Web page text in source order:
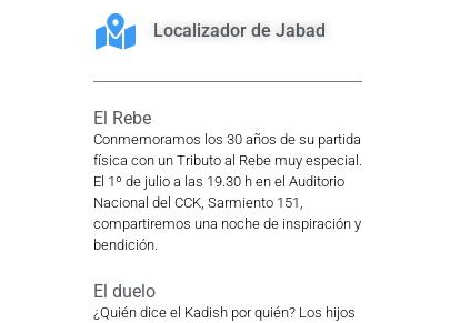
Localizador de Jabad
El Rebe
Conmemoramos los 30 años de su partida
física con un Tributo al Rebe muy especial.
El 1º de julio a las 19.30 h en el Auditorio
Nacional del CCK, Sarmiento 151,
compartiremos una noche de inspiración y
bendición.
El duelo
¿Quién dice el Kadish por quién? Los hijos